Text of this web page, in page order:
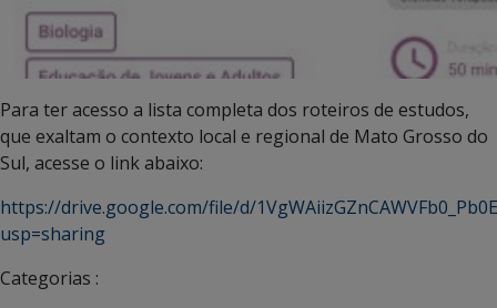
Para ter acesso a lista completa dos roteiros de estudos,
que exaltam o contexto local e regional de Mato Grosso do
Sul, acesse o link abaixo:
https://drive.google.com/file/d/
usp=sharing
Categorias :